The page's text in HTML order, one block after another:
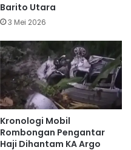
Barito Utara
3 Mei 2026
Kronologi Mobil
Rombongan Pengantar
Haji Dihantam KA Argo